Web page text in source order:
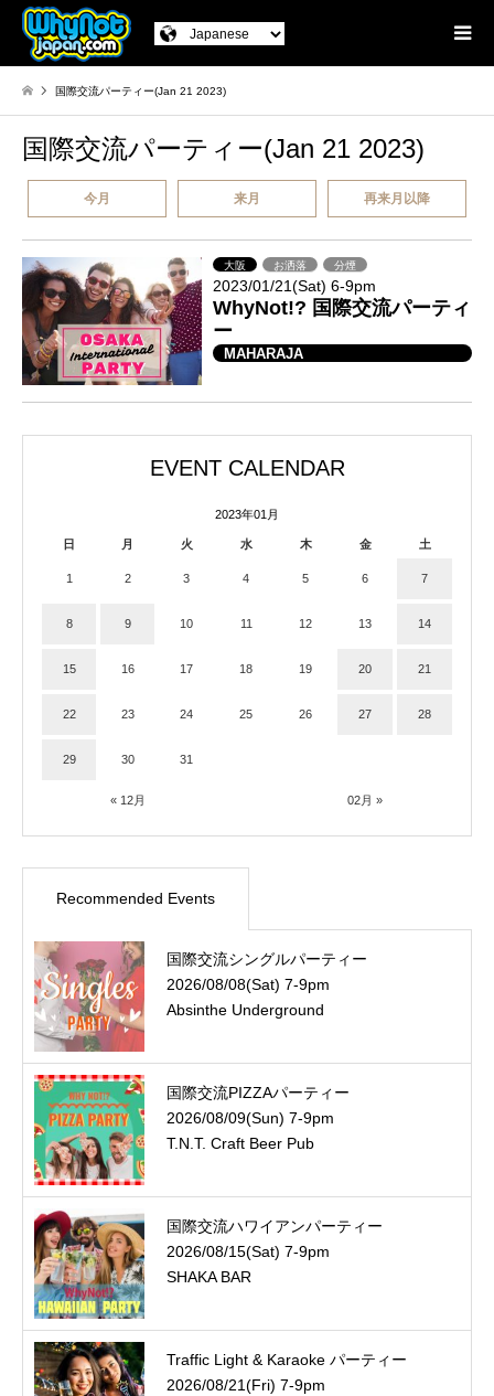
国際交流パーティー(Jan 21 2023)
国際交流パーティー(Jan 21 2023)
今月 来月 再来月以降
大阪 お洒落 分煙
2023/01/21(Sat) 6-9pm
WhyNot!? 国際交流パーティ
ー
MAHARAJA
EVENT CALENDAR
2023年01月
日 月 火 水 木 金 土
« 12月 02月 »
1 2 3 4 5 6 7
8 9 10 11 12 13 14
15 16 17 18 19 20 21
22 23 24 25 26 27 28
29 30 31
Recommended Events
国際交流シングルパーティー
2026/08/08(Sat) 7-9pm
Absinthe Underground
国際交流PIZZAパーティー
2026/08/09(Sun) 7-9pm
T.N.T. Craft Beer Pub
国際交流ハワイアンパーティー
2026/08/15(Sat) 7-9pm
SHAKA BAR
Traffic Light & Karaoke パーティー
2026/08/21(Fri) 7-9pm